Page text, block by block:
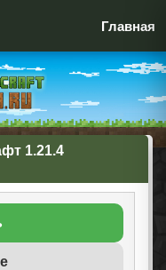
Главная
1.21.4